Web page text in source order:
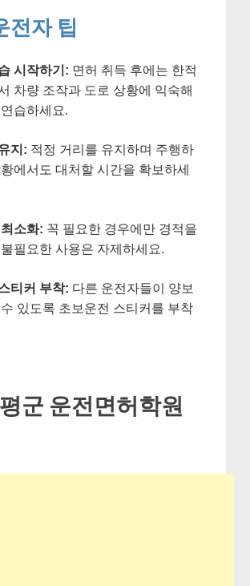
전자 팁
시작하기: 면허 취득 후에는 한적
차량 조작과 도로 상황에 익숙해
습하세요.
지: 적정 거리를 유지하며 주행하
에서도 대처할 시간을 확보하세
소화: 꼭 필요한 경우에만 경적을
필요한 사용은 자제하세요.
티커 부착: 다른 운전자들이 양보
있도록 초보운전 스티커를 부착
군 운전면허학원